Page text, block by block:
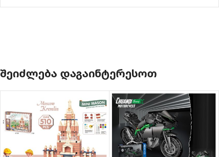
ᲨᲔᲘᲫᲚᲔᲑᲐ ᲓᲐᲒᲐᲘᲜᲢᲔᲠᲔᲡᲝᲗ